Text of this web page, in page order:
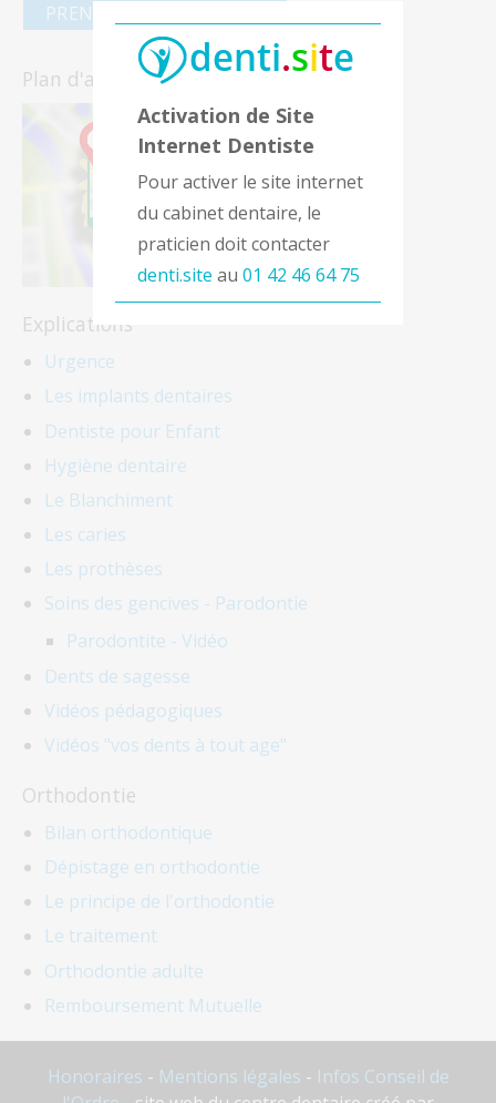
PRENDRE RENDEZ-VOUS
Plan d'accès
Explications
Urgence
Les implants dentaires
Dentiste pour Enfant
Hygiène dentaire
Le Blanchiment
Les caries
Les prothèses
Soins des gencives - Parodontie
Parodontite - Vidéo
Dents de sagesse
Vidéos pédagogiques
Vidéos "vos dents à tout age"
Orthodontie
Bilan orthodontique
Dépistage en orthodontie
Le principe de l'orthodontie
Le traitement
Orthodontie adulte
Remboursement Mutuelle
Honoraires - Mentions légales - Infos Conseil de
Activation de Site
Internet Dentiste
Pour activer le site internet
du cabinet dentaire, le
praticien doit contacter
denti.site au 01 42 46 64 75